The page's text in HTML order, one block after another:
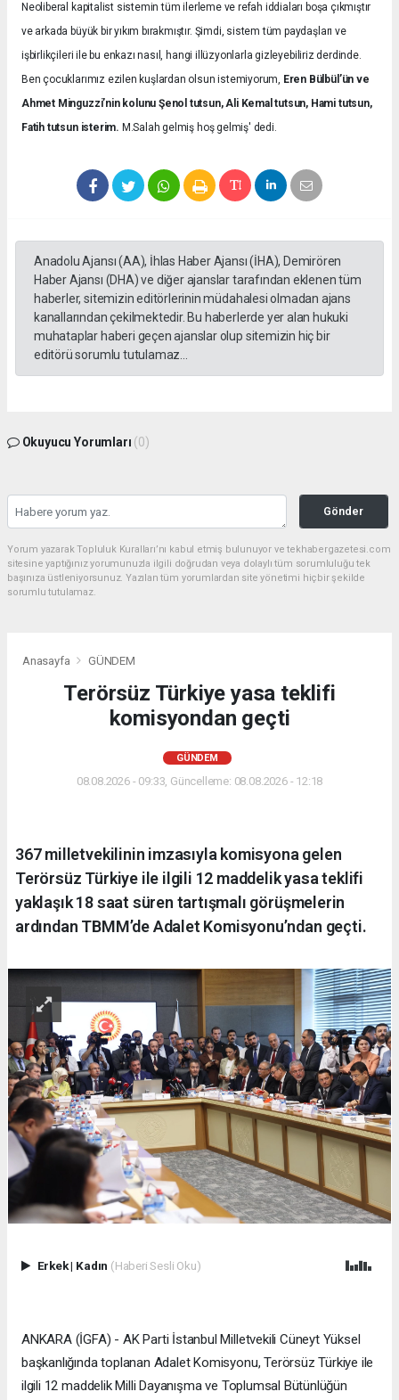
Neoliberal kapitalist sistemin tüm ilerleme ve refah iddiaları boşa çıkmıştır
ve arkada büyük bir yıkım bırakmıştır. Şimdi, sistem tüm paydaşları ve
işbirlikçileri ile bu enkazı nasıl, hangi illüzyonlarla gizleyebiliriz derdinde.
Ben çocuklarımız ezilen kuşlardan olsun istemiyorum, Eren Bülbül’ün ve
Ahmet Minguzzi’nin kolunu Şenol tutsun, Ali Kemal tutsun, Hami tutsun,
Fatih tutsun isterim. M.Salah gelmiş hoş gelmiş' dedi.
Anadolu Ajansı (AA), İhlas Haber Ajansı (İHA), Demirören
Haber Ajansı (DHA) ve diğer ajanslar tarafından eklenen tüm
haberler, sitemizin editörlerinin müdahalesi olmadan ajans
kanallarından çekilmektedir. Bu haberlerde yer alan hukuki
muhataplar haberi geçen ajanslar olup sitemizin hiç bir
editörü sorumlu tutulamaz...
Okuyucu Yorumları (0)
Gönder
Yorum yazarak Topluluk Kuralları’nı kabul etmiş bulunuyor ve tekhabergazetesi.com
sitesine yaptığınız yorumunuzla ilgili doğrudan veya dolaylı tüm sorumluluğu tek
başınıza üstleniyorsunuz. Yazılan tüm yorumlardan site yönetimi hiçbir şekilde
sorumlu tutulamaz.
Anasayfa GÜNDEM
Terörsüz Türkiye yasa teklifi
komisyondan geçti
GÜNDEM
08.08.2026 - 09:33, Güncelleme: 08.08.2026 - 12:18
367 milletvekilinin imzasıyla komisyona gelen
Terörsüz Türkiye ile ilgili 12 maddelik yasa teklifi
yaklaşık 18 saat süren tartışmalı görüşmelerin
ardından TBMM’de Adalet Komisyonu’ndan geçti.
Erkek| Kadın (Haberi Sesli Oku)
ANKARA (İGFA) - AK Parti İstanbul Milletvekili Cüneyt Yüksel
başkanlığında toplanan Adalet Komisyonu, Terörsüz Türkiye ile
ilgili 12 maddelik Milli Dayanışma ve Toplumsal Bütünlüğün